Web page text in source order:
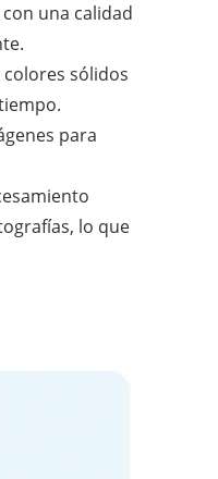
una calidad
sólidos
para
lo que